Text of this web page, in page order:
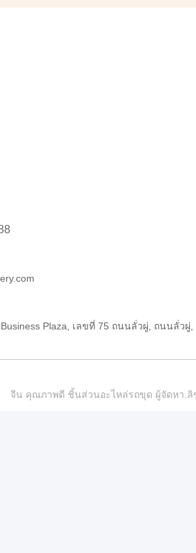
Business Plaza, เลขที่ 75 ถนนลั่วผู่, ถนนลั่ว
จีน คุณภาพดี ชิ้นส่วนอะไหล่รถขุด ผู้จัดหา.ลิข